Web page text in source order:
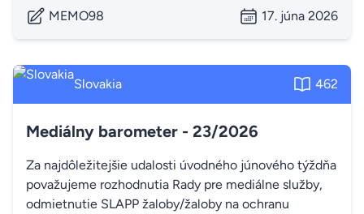
MEMO98 17. júna 2026
Slovakia 462
Mediálny barometer - 23/2026
Za najdôležitejšie udalosti úvodného júnového týždňa
považujeme rozhodnutia Rady pre mediálne služby,
odmietnutie SLAPP žaloby/žaloby na ochranu